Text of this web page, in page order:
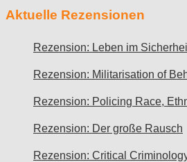
Aktuelle Rezensionen
Rezension: Leben im
Rezension: Militarisation of
Rezension: Policing Race,
Rezension: Der große Rausch
Rezension: Critical